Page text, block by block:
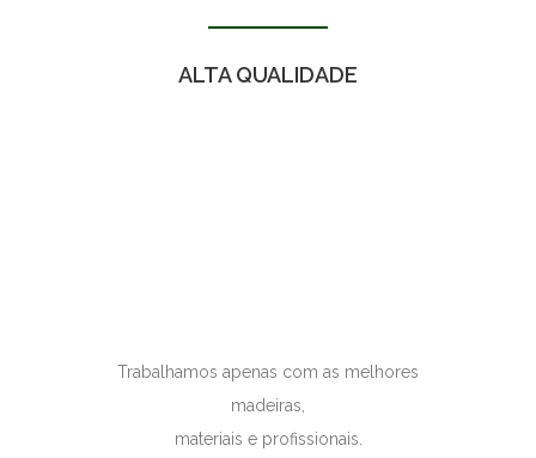
ALTA QUALIDADE
Trabalhamos apenas com as melhores
madeiras,
materiais e profissionais.